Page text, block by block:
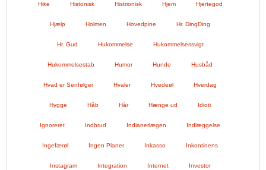
Hike Histonisk Histrionisk Hjem Hjertegod
Hjælp Holmen Hovedpine Hr. DingDing
Hr. Gud Hukommelse Hukommelsessvigt
Hukommelsestab Humor Hunde Husbåd
Hvad er Senfølger Hvaler Hvedeøl Hverdag
Hygge Håb Hår Hænge ud Idioti
Ignoreret Indbrud Indianerlægen Indlæggelse
Ingefærøl Ingen Planer Inkasso Inkontinens
Instagram Integration Internet Investor